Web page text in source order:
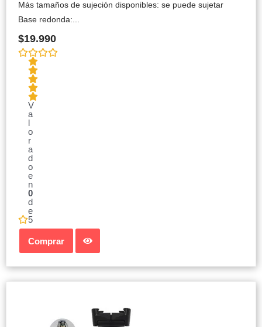
Más tamaños de sujeción disponibles: se puede sujetar
Base redonda:...
$19.990
V
a
l
o
r
a
d
o
e
n
0
d
e
5
Comprar